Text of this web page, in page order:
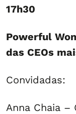
17h30
Powerful
das CEOs
Convidadas:
Anna Chaia –